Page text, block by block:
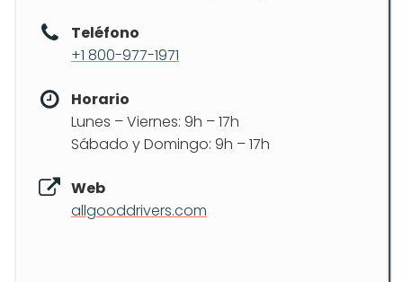
Teléfono
+1 800-977-1971
Horario
Lunes – Viernes: 9h – 17h
Sábado y Domingo: 9h – 17h
Web
allgooddrivers.com